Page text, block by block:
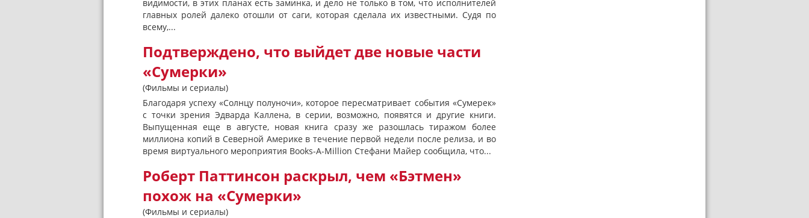
видимости, в этих планах есть заминка, и дело не только в том, что исполнителей
главных ролей далеко отошли от саги, которая сделала их известными. Судя по
всему,...
Подтверждено, что выйдет две новые части
«Сумерки»
(Фильмы и сериалы)
Благодаря успеху «Солнцу полуночи», которое пересматривает события «Сумерек»
с точки зрения Эдварда Каллена, в серии, возможно, появятся и другие книги.
Выпущенная еще в августе, новая книга сразу же разошлась тиражом более
миллиона копий в Северной Америке в течение первой недели после релиза, и во
время виртуального мероприятия Books-A-Million Стефани Майер сообщила, что...
Роберт Паттинсон раскрыл, чем «Бэтмен»
похож на «Сумерки»
(Фильмы и сериалы)